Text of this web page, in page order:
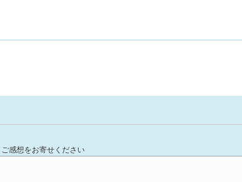
ご感想をお寄せください